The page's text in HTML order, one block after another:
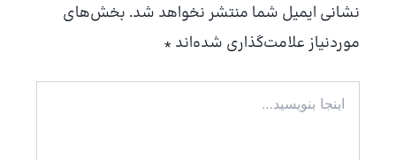
نشانی ایمیل شما منتشر نخواهد شد. بخش‌های
موردنیاز علامت‌گذاری شده‌اند *
اینجا
بنویسید…